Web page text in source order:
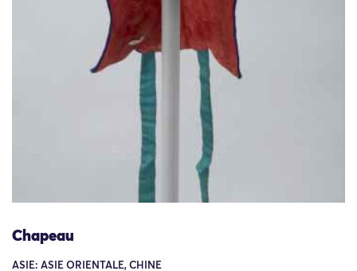
Chapeau
ASIE: ASIE ORIENTALE, CHINE